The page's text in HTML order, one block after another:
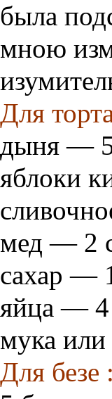
была
мною
Для
дыня —
яблоки
мед — 2
сахар —
яйца —
мука или
Для безе :